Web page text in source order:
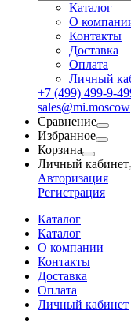
Каталог
О
Контакты
Доставка
Оплата
Личный
+7 (499) 499-9-
sales@mi.moscow
Сравнение
Избранное
Корзина
Личный кабинет
Авторизация
Регистрация
Каталог
Каталог
О компании
Контакты
Доставка
Оплата
Личный кабинет